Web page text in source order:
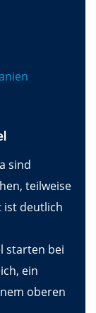
sind
teilweise
ist deutlich
starten bei
ein
oberen